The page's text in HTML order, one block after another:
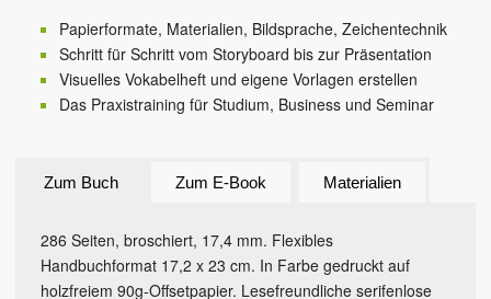
Papierformate, Materialien, Bildsprache, Zeichentechnik
Schritt für Schritt vom Storyboard bis zur Präsentation
Visuelles Vokabelheft und eigene Vorlagen erstellen
Das Praxistraining für Studium, Business und Seminar
Zum Buch Zum E-Book Materialien
286 Seiten, broschiert, 17,4 mm. Flexibles
Handbuchformat 17,2 x 23 cm. In Farbe gedruckt auf
holzfreiem 90g-Offsetpapier. Lesefreundliche serifenlose